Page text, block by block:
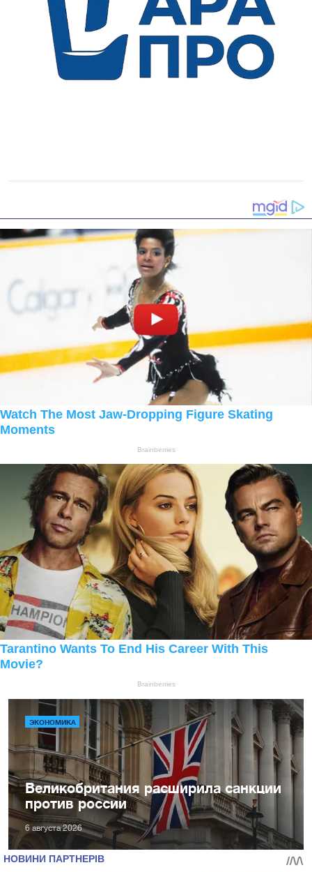
ЭКОНОМИКА
Великобритания расширила санкции
против россии
6 августа 2026